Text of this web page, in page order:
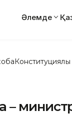
Әлемде
–